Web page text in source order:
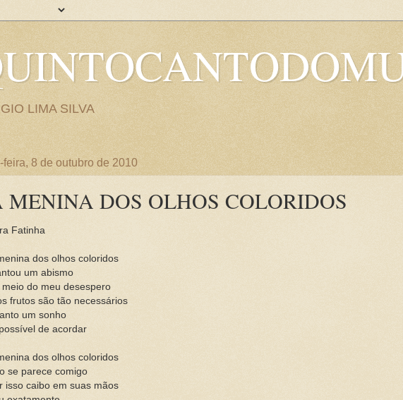
LIMA SILVA
feira, 8 de outubro de 2010
MENINA DOS OLHOS COLORIDOS
Fatinha
dos olhos coloridos
um abismo
meio do meu desespero
frutos são tão necessários
um sonho
de acordar
dos olhos coloridos
se parece comigo
isso caibo em suas mãos